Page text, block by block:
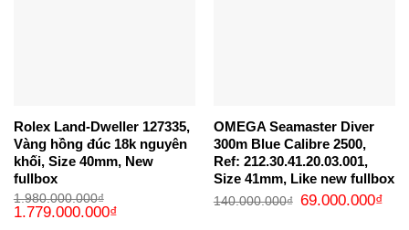
Rolex Land-Dweller 127335,
Vàng hồng đúc 18k nguyên
khối, Size 40mm, New
fullbox
1.980.000.000₫
Giá
gốc
1.779.000.000₫Giá
OMEGA Seamaster Diver
300m Blue Calibre 2500,
Ref: 212.30.41.20.03.001,
Size 41mm, Like new fullbox
140.000.000₫ Giá
gốc
69.000.000₫Giá